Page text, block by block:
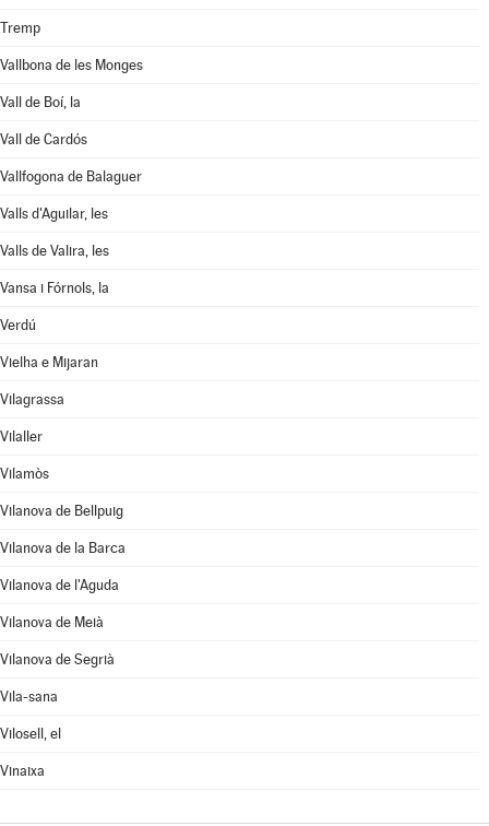
Tremp
Vallbona de les Monges
Vall de Boí, la
Vall de Cardós
Vallfogona de Balaguer
Valls d'Aguilar, les
Valls de Valira, les
Vansa i Fórnols, la
Verdú
Vielha e Mijaran
Vilagrassa
Vilaller
Vilamòs
Vilanova de Bellpuig
Vilanova de la Barca
Vilanova de l'Aguda
Vilanova de Meià
Vilanova de Segrià
Vila-sana
Vilosell, el
Vinaixa